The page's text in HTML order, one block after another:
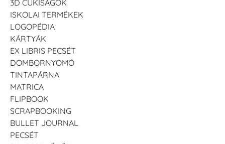
3D CUKISÁGOK
ISKOLAI TERMÉKEK
LOGOPÉDIA
KÁRTYÁK
EX LIBRIS PECSÉT
DOMBORNYOMÓ
TINTAPÁRNA
MATRICA
FLIPBOOK
SCRAPBOOKING
BULLET JOURNAL
PECSÉT